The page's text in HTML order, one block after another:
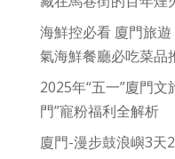
海鮮控必看 廈門旅
氣海鮮餐廳必吃菜品
2025年“五一”廈門
門”寵粉福利全解析
廈門-漫步鼓浪嶼3天